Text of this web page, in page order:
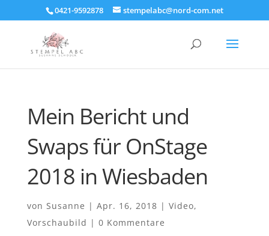
0421-9592878 stempelabc@nord-com.net
Mein Bericht und
Swaps für OnStage
2018 in Wiesbaden
von Susanne | Apr. 16, 2018 | Video,
Vorschaubild | 0 Kommentare